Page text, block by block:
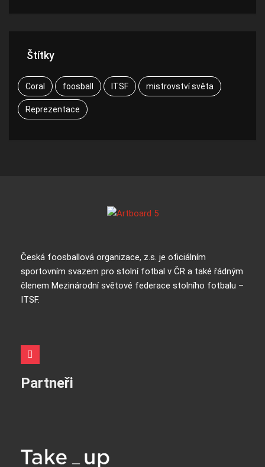
Štítky
Coral foosball ITSF mistrovství světa
Reprezentace
Česká foosballová organizace, z.s. je oficiálním
sportovním svazem pro stolní fotbal v ČR a také řádným
členem Mezinárodní světové federace stolního fotbalu –
ITSF.
Partneři